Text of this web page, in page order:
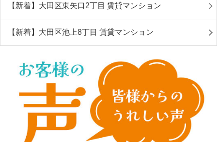
【新着】大田区東矢口2丁目 賃貸マンション
【新着】大田区池上8丁目 賃貸マンション